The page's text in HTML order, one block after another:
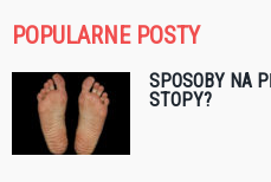
POPULARNE POSTY
SPOSOBY NA
STOPY?